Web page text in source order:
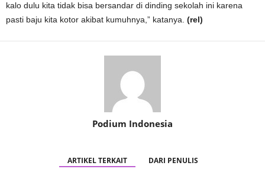
kalo dulu kita tidak bisa bersandar di dinding sekolah ini karena
pasti baju kita kotor akibat kumuhnya,” katanya. (rel)
Podium Indonesia
ARTIKEL TERKAIT DARI PENULIS